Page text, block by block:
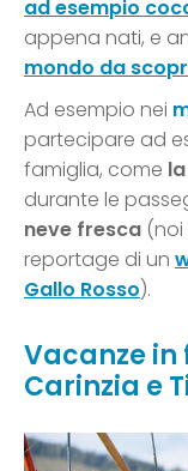
ad esempio
appena nati, e
mondo da
Ad esempio nei
partecipare ad
famiglia, come
durante le
neve fresca
reportage di un
Gallo Rosso).
Vacanze
Carinzia e